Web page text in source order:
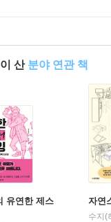
산 분야 연관 책
유연한 제스
자연
수지(